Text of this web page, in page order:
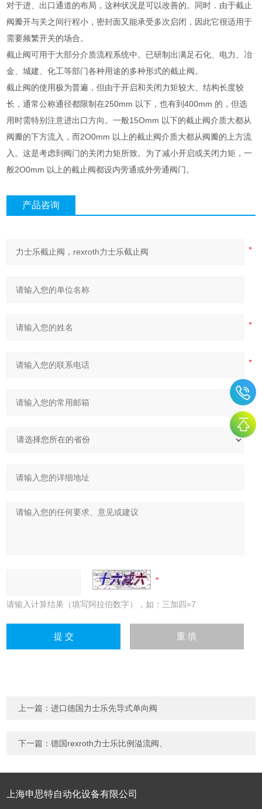
对于进、出口通道的布局，这种状况是可以改善的。同时．由于截止
阀瓣开与关之间行程小，密封面又能承受多次启闭，因此它很适用于
需要频繁开关的场合。
截止阀可用于大部分介质流程系统中。已研制出满足石化、电力、冶
金、城建、化工等部门各种用途的多种形式的截止阀。
截止阀的使用极为普遍，但由于开启和关闭力矩较大、结构长度较
长，通常公称通径都限制在250mm 以下，也有到400mm 的，但选
用时需特别注意进出口方向。一般15Omm 以下的截止阀介质大都从
阀瓣的下方流入，而2O0mm 以上的截止阀介质大都从阀瓣的上方流
入。这是考虑到阀门的关闭力矩所致。为了减小开启或关闭力矩，一
般2O0mm 以上的截止阀都设内旁通或外旁通阀门。
产品咨询
请输入计算结果（填写阿拉伯数字），如：三加四=7
上一篇：进口德国力士乐先导式单向阀
下一篇：德国rexroth力士乐比例溢流阀、
上海申思特自动化设备有限公司